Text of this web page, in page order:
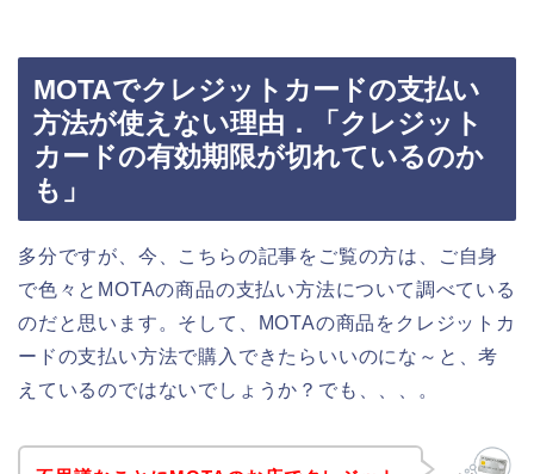
MOTAでクレジットカードの支払い
方法が使えない理由．「クレジット
カードの有効期限が切れているのか
も」
多分ですが、今、こちらの記事をご覧の方は、ご自身
で色々とMOTAの商品の支払い方法について調べている
のだと思います。そして、MOTAの商品をクレジットカ
ードの支払い方法で購入できたらいいのにな～と、考
えているのではないでしょうか？でも、、、。